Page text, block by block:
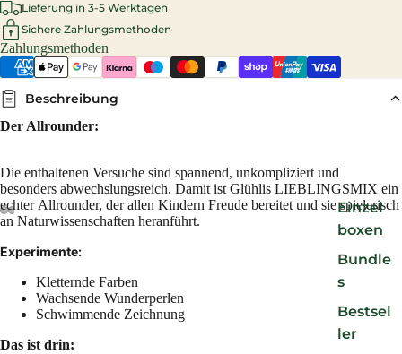
Einzel
boxen
Bundle
s
Bestsel
ler
Lieferung in 3-5 Werktagen
Sichere Zahlungsmethoden
Zahlungsmethoden
Beschreibung
Der Allrounder:
Die enthaltenen Versuche sind spannend, unkompliziert und
besonders abwechslungsreich. Damit ist Glühlis LIEBLINGSMIX ein
echter Allrounder, der allen Kindern Freude bereitet und sie spielerisch
an Naturwissenschaften heranführt.
Experimente:
Kletternde Farben
Wachsende Wunderperlen
Schwimmende Zeichnung
Das ist drin: